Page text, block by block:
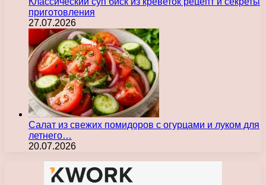
приготовления
27.07.2026
Салат из свежих помидоров с огурцами и луком для
летнего…
20.07.2026